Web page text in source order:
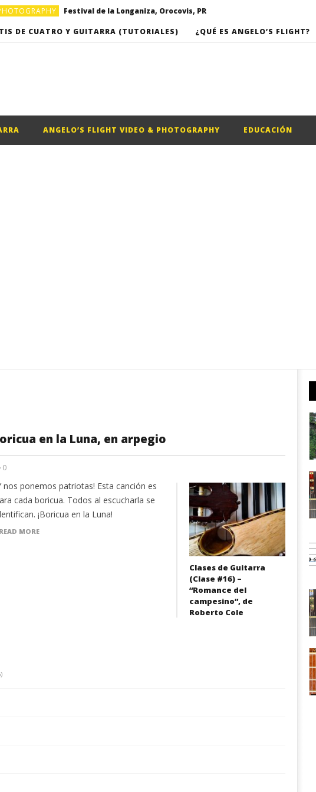
Festival de la Longaniza, Orocovis, PR
Video musical “Basket”, por Omarkpa
DE CUATRO Y GUITARRA (TUTORIALES) ¿QUÉ ES ANGELO’S FLIGHT?
ANGELO’S FLIGHT VIDEO & PHOTOGRAPHY EDUCACIÓN
en la Luna, en arpegio
0
nos ponemos patriotas! Esta canción es
cada boricua. Todos al escucharla se
¡Boricua en la Luna!
READ MORE
Clases de Guitarra
(Clase #16) –
“Romance del
campesino”, de
Roberto Cole